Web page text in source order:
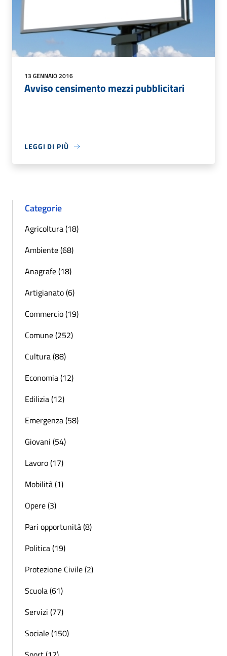
13 GENNAIO 2016
Avviso censimento mezzi pubblicitari
LEGGI DI PIÙ
Categorie
Agricoltura (18)
Ambiente (68)
Anagrafe (18)
Artigianato (6)
Commercio (19)
Comune (252)
Cultura (88)
Economia (12)
Edilizia (12)
Emergenza (58)
Giovani (54)
Lavoro (17)
Mobilità (1)
Opere (3)
Pari opportunità (8)
Politica (19)
Protezione Civile (2)
Scuola (61)
Servizi (77)
Sociale (150)